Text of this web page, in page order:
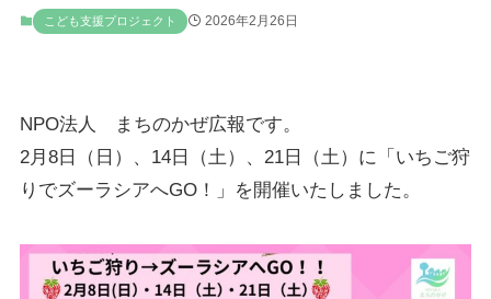
事業活動
定款/事業報告
こども支援プロジェクト 2026年2月26日
NPO法人 まちのかぜ広報です。
2月8日（日）、14日（土）、21日（土）に「いちご狩
りでズーラシアへGO！」を開催いたしました。